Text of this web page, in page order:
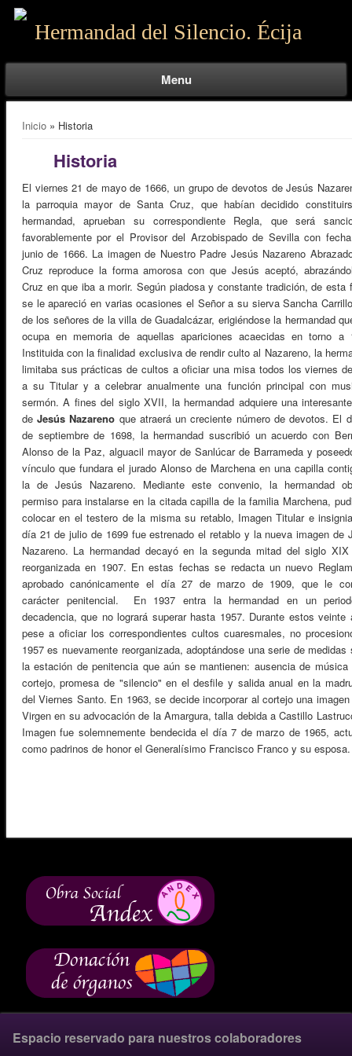
Hermandad del Silencio. Écija
Menu
Se encuentra usted aquí
Inicio» Historia
Historia
El viernes 21 de mayo de 1666, un grupo de devotos de Jesús
la parroquia mayor de Santa Cruz, que habían decidido
hermandad, aprueban su correspondiente Regla, que será
favorablemente por el Provisor del Arzobispado de Sevilla con
junio de 1666. La imagen de Nuestro Padre Jesús Nazareno
Cruz reproduce la forma amorosa con que Jesús aceptó,
Cruz en que iba a morir. Según piadosa y constante tradición, de esta
se le apareció en varias ocasiones el Señor a su sierva Sancha
de los señores de la villa de Guadalcázar, erigiéndose la hermandad
ocupa en memoria de aquellas apariciones acaecidas en torno a
Instituida con la finalidad exclusiva de rendir culto al Nazareno, la
limitaba sus prácticas de cultos a oficiar una misa todos los viernes
a su Titular y a celebrar anualmente una función principal con
sermón. A fines del siglo XVII, la hermandad adquiere una
deJesús Nazareno que atraerá un creciente número de devotos. El
de septiembre de 1698, la hermandad suscribió un acuerdo con
Alonso de la Paz, alguacil mayor de Sanlúcar de Barrameda y
vínculo que fundara el jurado Alonso de Marchena en una capilla
la de Jesús Nazareno. Mediante este convenio, la hermandad
permiso para instalarse en la citada capilla de la familia Marchena,
colocar en el testero de la misma su retablo, Imagen Titular e
día 21 de julio de 1699 fue estrenado el retablo y la nueva imagen de
Nazareno. La hermandad decayó en la segun­da mitad del siglo
reorganizada en 1907. En estas fechas se redacta un nuevo
aprobado canónicamente el día 27 de marzo de 1909, que le
carácter penitencial. En 1937 entra la hermandad en un
decadencia, que no logrará superar hasta 1957. Durante estos veinte
pese a oficiar los correspondientes cultos cuaresmales, no
1957 es nuevamente reorganizada, adop­tándose una serie de medidas
la estación de penitencia que aún se man­tienen: ausencia de
cortejo, promesa de "silencio" en el desfile y salida anual en la
del Viernes Santo. En 1963, se decide incorporar al cortejo una
Virgen en su advocación de la Amargura, talla debida a Castillo
Imagen fue solemne­mente bendecida el día 7 de marzo de 1965,
como padrinos de honor el Generalísimo Francisco Franco y su esposa.
Espacio reservado para nuestros colaboradores